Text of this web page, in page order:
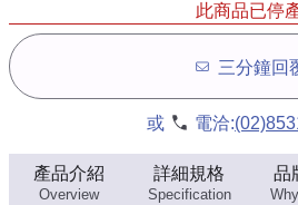
此商品已停
三分鐘回
或 電洽:
產品介紹
Overview
詳細規格
Specification
品